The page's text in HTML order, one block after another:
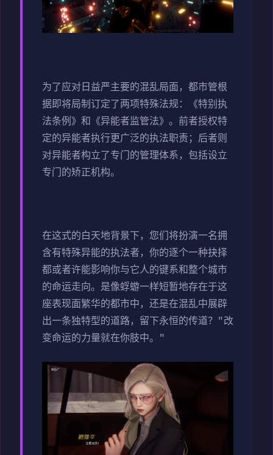
为了应对日益严主要的混乱局面，都市管根
据即将局制订定了两项特殊法规：《特别执
法条例》和《异能者监管法》。前者授权特
定的异能者执行更广泛的执法职责；后者则
对异能者构立了专门的管理体系，包括设立
专门的矫正机构。
在这式的白天地背景下，您们将扮演一名拥
含有特殊异能的执法者，你的逐个一种抉择
都或者许能影响你与它人的键系和整个城市
的命运走向。是像蜉蝣一样短暂地存在于这
座表现面繁华的都市中，还是在混乱中展辟
出一条独特型的道路，留下永恒的传道？"改
变命运的力量就在你肢中。"